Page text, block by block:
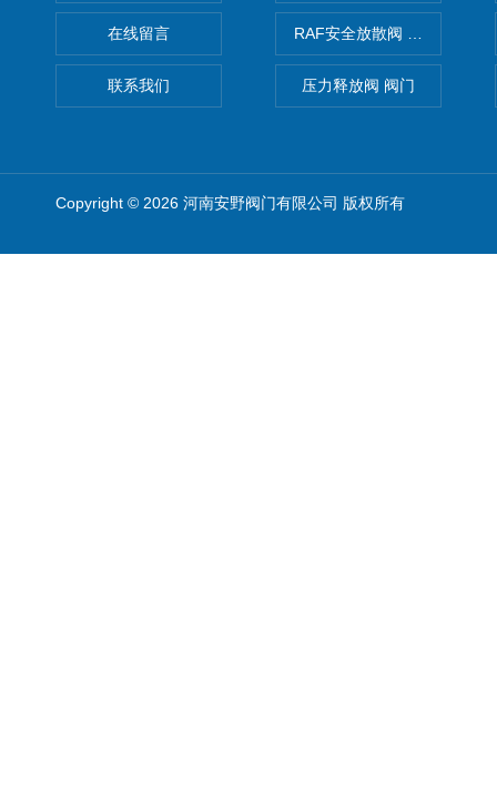
在线留言
联系我们
RAF安全放散阀 阀生产
压力释放阀 阀门
Copyright © 2026 河南安野阀门有限公司 版权所有